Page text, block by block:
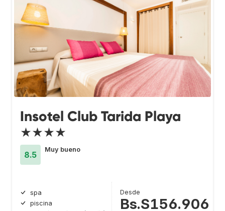
Insotel Club Tarida Playa
★★★★
8.5
Muy bueno
spa
piscina
Desde
Bs.S156.906